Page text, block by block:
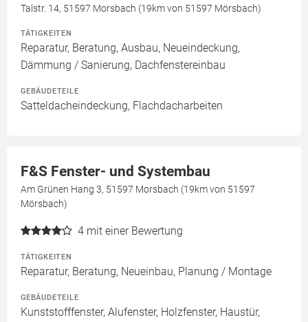
Talstr. 14, 51597 Morsbach (19km von 51597 Mörsbach)
TÄTIGKEITEN
Reparatur, Beratung, Ausbau, Neueindeckung,
Dämmung / Sanierung, Dachfenstereinbau
GEBÄUDETEILE
Satteldacheindeckung, Flachdacharbeiten
F&S Fenster- und Systembau
Am Grünen Hang 3, 51597 Morsbach (19km von 51597
Mörsbach)
4 mit einer Bewertung
TÄTIGKEITEN
Reparatur, Beratung, Neueinbau, Planung / Montage
GEBÄUDETEILE
Kunststofffenster, Alufenster, Holzfenster, Haustür,